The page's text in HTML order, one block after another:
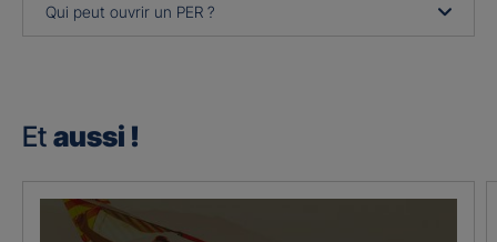
Qui peut ouvrir un PER ?
Et aussi !